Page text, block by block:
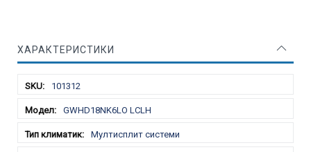
ХАРАКТЕРИСТИКИ
101312
GWHD18NK6LO LCLH
Мултисплит системи